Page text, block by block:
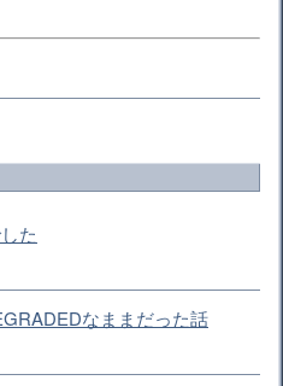
た
なままだった話